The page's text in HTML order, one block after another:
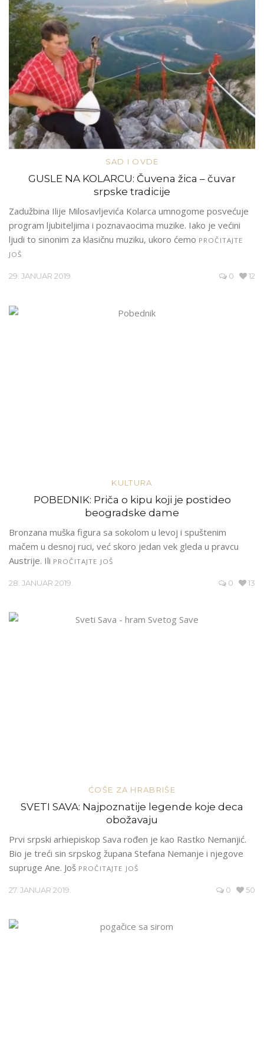
SAD I OVDE
GUSLE NA KOLARCU: Čuvena žica – čuvar
srpske tradicije
Zadužbina Ilije Milosavljevića Kolarca umnogome posvećuje
program ljubiteljima i poznavaocima muzike. Iako je većini
ljudi to sinonim za klasičnu muziku, ukoro ćemo PROČITAJTE
JOŠ
29. JANUAR 2019. 0 12
KULTURA
POBEDNIK: Priča o kipu koji je postideo
beogradske dame
Bronzana muška figura sa sokolom u levoj i spuštenim
mačem u desnoj ruci, već skoro jedan vek gleda u pravcu
Austrije. Ili PROČITAJTE JOŠ
28. JANUAR 2019. 0 13
ĆOŠE ZA HRABRIŠE
SVETI SAVA: Najpoznatije legende koje deca
obožavaju
Prvi srpski arhiepiskop Sava rođen je kao Rastko Nemanjić.
Bio je treći sin srpskog župana Stefana Nemanje i njegove
supruge Ane. Još PROČITAJTE JOŠ
27. JANUAR 2019. 0 50